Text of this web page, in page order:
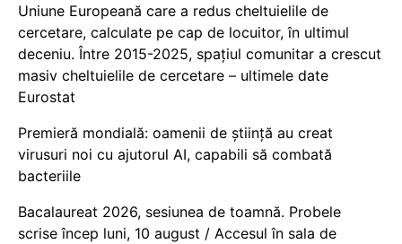
Uniune Europeană care a redus cheltuielile de
cercetare, calculate pe cap de locuitor, în ultimul
deceniu. Între 2015-2025, spațiul comunitar a crescut
masiv cheltuielile de cercetare – ultimele date
Eurostat
Premieră mondială: oamenii de știință au creat
virusuri noi cu ajutorul AI, capabili să combată
bacteriile
Bacalaureat 2026, sesiunea de toamnă. Probele
scrise încep luni, 10 august / Accesul în sala de